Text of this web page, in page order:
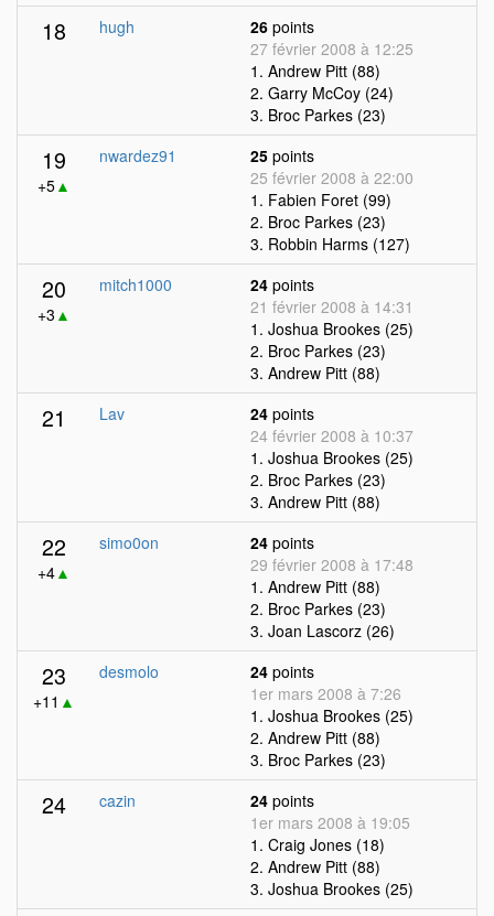
18 hugh 26 points
27 février 2008 à 12:25
1. Andrew Pitt (88)
2. Garry McCoy (24)
3. Broc Parkes (23)
19
+5▲
nwardez91 25 points
25 février 2008 à 22:00
1. Fabien Foret (99)
2. Broc Parkes (23)
3. Robbin Harms (127)
20
+3 ▲
mitch1000 24 points
21 février 2008 à 14:31
1. Joshua Brookes (25)
2. Broc Parkes (23)
3. Andrew Pitt (88)
21 Lav 24 points
24 février 2008 à 10:37
1. Joshua Brookes (25)
2. Broc Parkes (23)
3. Andrew Pitt (88)
22
+4▲
simo0on 24 points
29 février 2008 à 17:48
1. Andrew Pitt (88)
2. Broc Parkes (23)
3. Joan Lascorz (26)
23
+11 ▲
desmolo 24 points
1er mars 2008 à 7:26
1. Joshua Brookes (25)
2. Andrew Pitt (88)
3. Broc Parkes (23)
24 cazin 24 points
1er mars 2008 à 19:05
1. Craig Jones (18)
2. Andrew Pitt (88)
3. Joshua Brookes (25)